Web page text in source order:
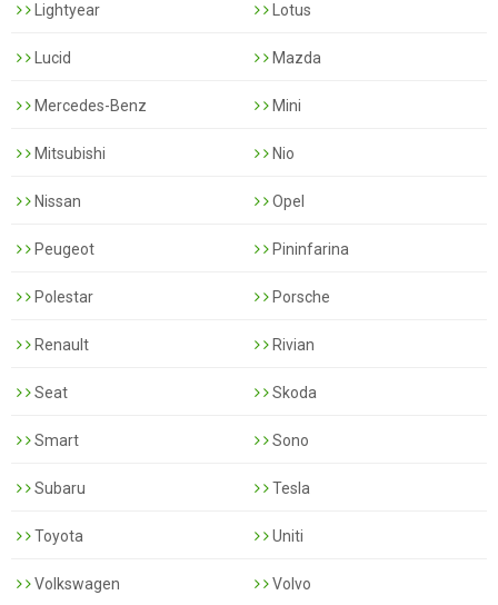
Lightyear Lotus
Lucid Mazda
Mercedes-Benz Mini
Mitsubishi Nio
Nissan Opel
Peugeot Pininfarina
Polestar Porsche
Renault Rivian
Seat Skoda
Smart Sono
Subaru Tesla
Toyota Uniti
Volkswagen Volvo